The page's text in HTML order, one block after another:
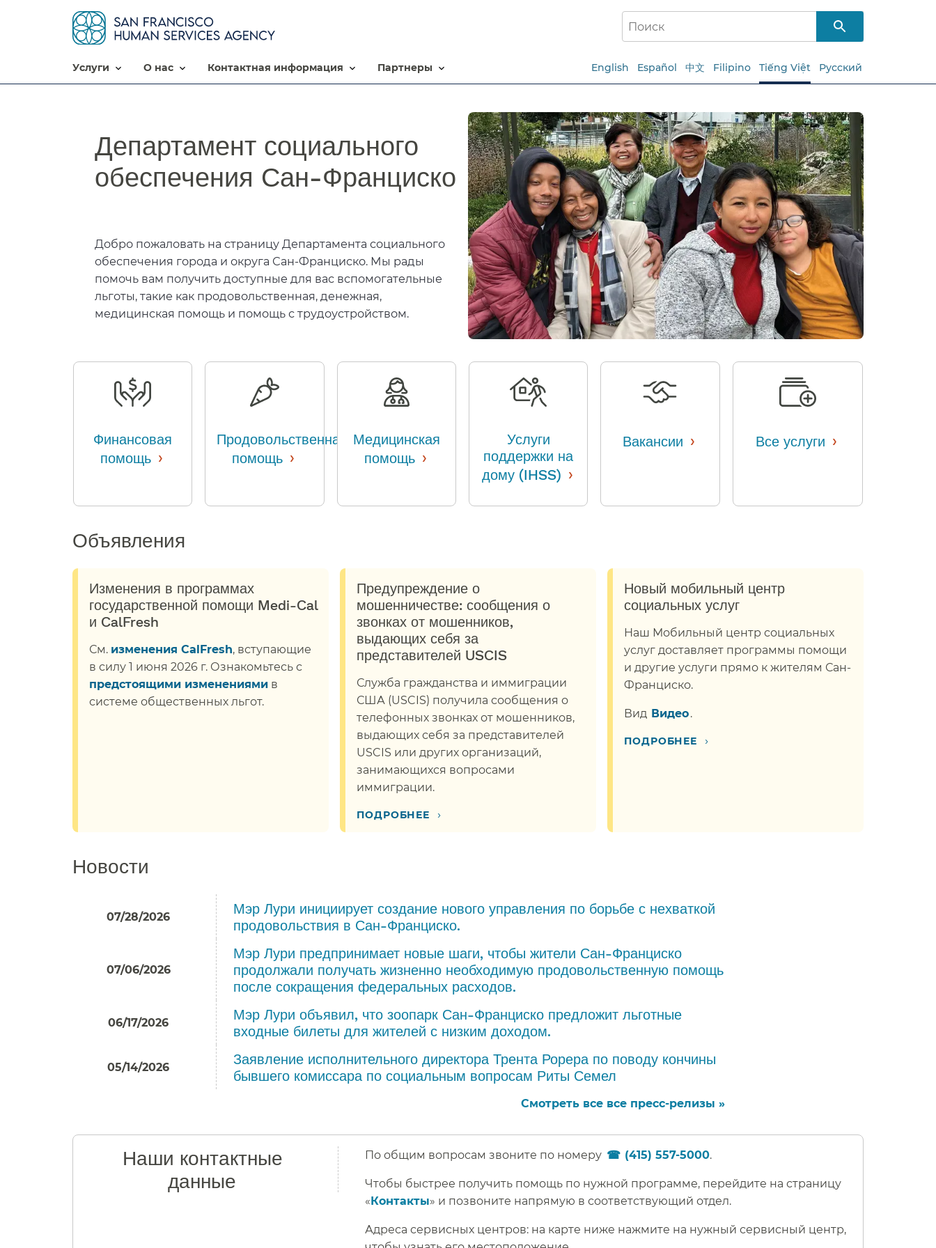
услуги​​ о нас​​ контактная информация​​ партнеры​​ English Español 中文 Filipino Tiếng Việt Русский
Департамент социального
обеспечения Сан-Франциско​​
Добро пожаловать на страницу Департамента социального
обеспечения города и округа Сан-Франциско. Мы рады
помочь вам получить доступные для вас вспомогательные
льготы, такие как продовольственная, денежная,
медицинская помощь и помощь с трудоустройством.​​
Финансовая
помощь ›
Продовольственная
помощь ›
Медицинская
помощь ›
Услуги
поддержки на
дому (IHSS) ›
Вакансии › Все услуги ›
Объявления​​
Изменения в программах
государственной помощи Medi-Cal
и CalFresh​​
См. изменения CalFresh, вступающие
в силу 1 июня 2026 г. Ознакомьтесь с
предстоящими изменениями в
системе общественных льгот.​​
Предупреждение о
мошенничестве: сообщения о
звонках от мошенников,
выдающих себя за
представителей USCIS​​
Служба гражданства и иммиграции
США (USCIS) получила сообщения о
телефонных звонках от мошенников,
выдающих себя за представителей
USCIS или других организаций,
занимающихся вопросами
иммиграции.​​
ПОДРОБНЕЕ​​ ›
Новый мобильный центр
социальных услуг​​
Наш Мобильный центр социальных
услуг доставляет программы помощи
и другие услуги прямо к жителям Сан-
Франциско.​​
Вид​​ Видео​​.
ПОДРОБНЕЕ​​ ›
Новости​​
07/28/2026
Мэр Лури инициирует создание нового управления по борьбе с нехваткой
продовольствия в Сан-Франциско.​​
07/06/2026
Мэр Лури предпринимает новые шаги, чтобы жители Сан-Франциско
продолжали получать жизненно необходимую продовольственную помощь
после сокращения федеральных расходов.​​
06/17/2026
Мэр Лури объявил, что зоопарк Сан-Франциско предложит льготные
входные билеты для жителей с низким доходом.​​
05/14/2026
Заявление исполнительного директора Трента Рорера по поводу кончины
бывшего комиссара по социальным вопросам Риты Семел​​
Смотреть все все пресс-релизы »​​
Наши контактные
данные​​
По общим вопросам звоните по номеру (415) 557-5000.​​
Чтобы быстрее получить помощь по нужной программе, перейдите на страницу
« Контакты» и позвоните напрямую в соответствующий отдел.​​
Адреса сервисных центров: на карте ниже нажмите на нужный сервисный центр,